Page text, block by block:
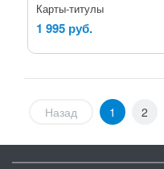
Карты-титулы
1 995 руб.
Назад 1 2